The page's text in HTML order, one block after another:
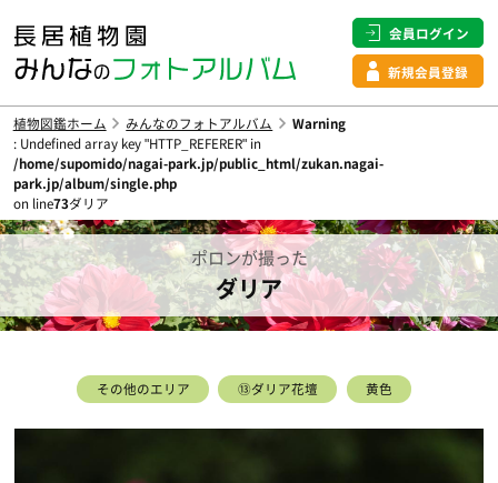
会員ログイン
新規会員登録
植物図鑑ホーム みんなのフォトアルバム
Warning
: Undefined array key "HTTP_REFERER" in
/home/supomido/nagai-park.jp/public_html/zukan.nagai-
park.jp/album/single.php
on line73ダリア
ポロンが撮った
ダリア
その他のエリア ⑬ダリア花壇 黄色